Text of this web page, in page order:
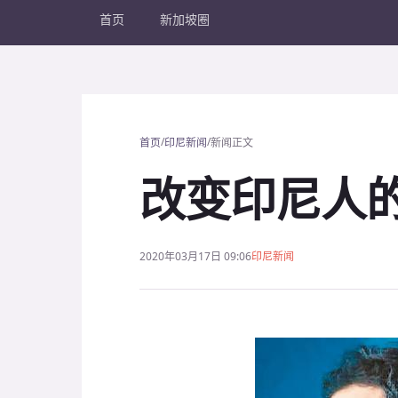
首页 新加坡圈
首页/印尼新闻/新闻正文
改变印尼人
2020年03月17日 09:06印尼新闻